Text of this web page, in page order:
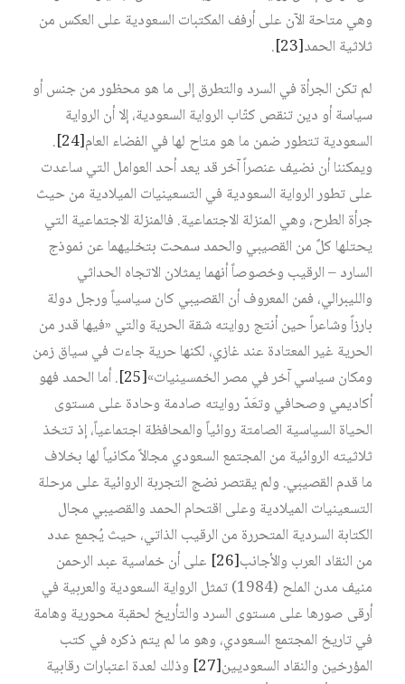
وهي متاحة الآن على أرفف المكتبات السعودية على العكس من
ثلاثية الحمد‏[23]
.
لم تكن الجرأة في السرد والتطرق إلى ما هو محظور من جنس أو
سياسة أو دين تنقص كتّاب الرواية السعودية، إلا أن الرواية
السعودية تتطور ضمن ما هو متاح لها في الفضاء العام‏[24]
.
ويمكننا أن نضيف عنصراً آخر قد يعد أحد العوامل التي ساعدت
على تطور الرواية السعودية في التسعينيات الميلادية من حيث
جرأة الطرح، وهي المنزلة الاجتماعية. فالمنزلة الاجتماعية التي
يحتلها كلٌ من القصيبي والحمد سمحت بتخليهما عن نموذج
السارد – الرقيب وخصوصاً أنهما يمثلان الاتجاه الحداثي
والليبرالي، فمن المعروف أن القصيبي كان سياسياً ورجل دولة
بارزاً وشاعراً حين أنتج روايته شقة الحرية والتي «فيها قدر من
الحرية غير المعتادة عند غازي، لكنها حرية جاءت في سياق زمن
ومكان سياسي آخر في مصر الخمسينيات»‏[25]
. أما الحمد فهو
أكاديمي وصحافي وتعَدّ روايته صادمة وحادة على مستوى
الحياة السياسية الصامتة روائياً والمحافظة اجتماعياً، إذ تتخذ
ثلاثيته الروائية من المجتمع السعودي مجالاً مكانياً لها بخلاف
ما قدم القصيبي. ولم يقتصر نضج التجربة الروائية على مرحلة
التسعينيات الميلادية وعلى اقتحام الحمد والقصيبي مجال
الكتابة السردية المتحررة من الرقيب الذاتي، حيث يُجمع عدد
من النقاد العرب والأجانب‏[26]
على أن خماسية عبد الرحمن
منيف مدن الملح (1984) تمثل الرواية السعودية والعربية في
أرقى صورها على مستوى السرد والتأريخ لحقبة محورية وهامة
في تاريخ المجتمع السعودي، وهو ما لم يتم ذكره في كتب
المؤرخين والنقاد السعوديين‏[27]
وذلك لعدة اعتبارات رقابية